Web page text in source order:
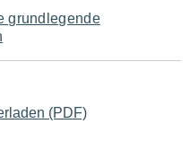
grundlegende
(PDF)